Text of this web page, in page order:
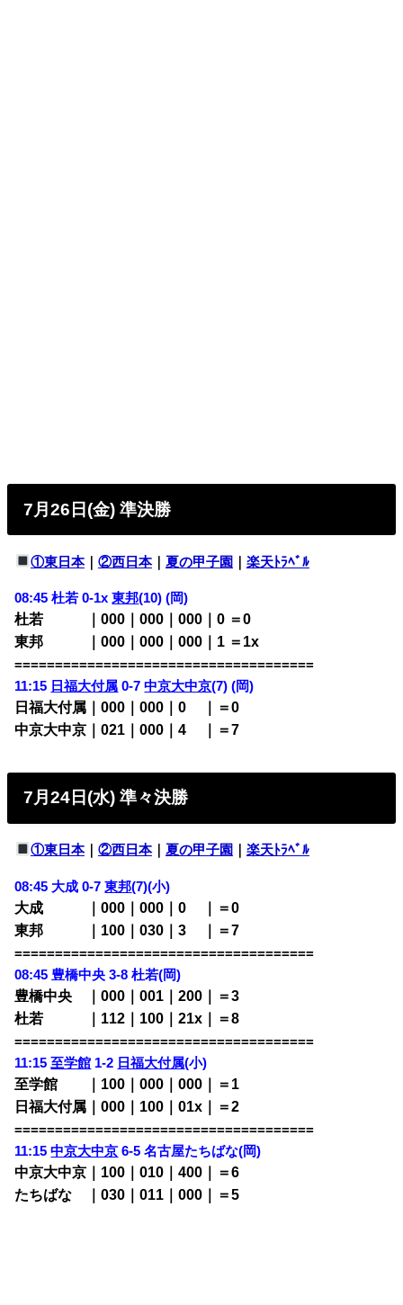
7月26日(金) 準決勝
①東日本｜ ②西日本｜ 夏の甲子園 ｜ 楽天ﾄﾗﾍﾞﾙ
08:45 杜若 0-1x東邦(10) (岡)
杜若 ｜000｜000｜000｜0 ＝0
東邦 ｜000｜000｜000｜1 ＝1x
=====================================
11:15 日福大付属 0-7中京大中京(7) (岡)
日福大付属｜000｜000｜0
｜＝0
中京大中京｜021｜000｜4
｜＝7
7月24日(水) 準々決勝
①東日本｜ ②西日本｜ 夏の甲子園 ｜ 楽天ﾄﾗﾍﾞﾙ
08:45 大成 0-7東邦(7)(小)
大成 ｜000｜000｜0
｜＝0
東邦 ｜100｜030｜3
｜＝7
=====================================
08:45 豊橋中央 3-8 杜若(岡)
豊橋中央 ｜000｜001｜200｜＝3
杜若 ｜112｜100｜21x｜＝8
=====================================
11:15至学館 1-2 日福大付属(小)
至学館 ｜100｜000｜000｜＝1
日福大付属｜000｜100｜01x｜＝2
=====================================
11:15中京大中京 6-5 名古屋たちばな(岡)
中京大中京｜100｜010｜400｜＝6
たちばな ｜030｜011｜000｜＝5